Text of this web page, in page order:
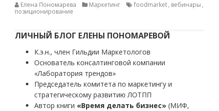
Елена Пономарева Маркетинг foodmarket, вебинары ,
позиционирование
ЛИЧНЫЙ БЛОГ ЕЛЕНЫ ПОНОМАРЕВОЙ
К.э.н., член Гильдии Маркетологов
Основатель консалтинговой компании
«Лаборатория трендов»
Председатель комитета по маркетингу и
стратегическому развитию ЛОТПП
Автор книги «Время делать бизнес» (МИФ,